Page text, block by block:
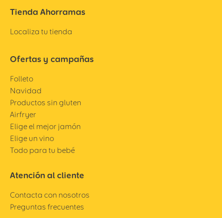
Tienda Ahorramas
Localiza tu tienda
Ofertas y campañas
Folleto
Navidad
Productos sin gluten
Airfryer
Elige el mejor jamón
Elige un vino
Todo para tu bebé
Atención al cliente
Contacta con nosotros
Preguntas frecuentes